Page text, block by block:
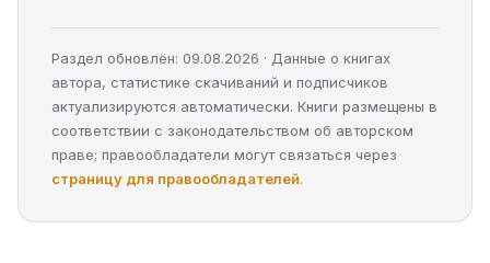
Раздел обновлён: 09.08.2026 · Данные о книгах
автора, статистике скачиваний и подписчиков
актуализируются автоматически. Книги размещены в
соответствии с законодательством об авторском
праве; правообладатели могут связаться через
страницу для правообладателей.